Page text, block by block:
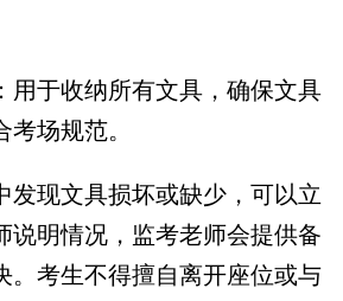
于收纳所有文具，确保文具
场规范。
现文具损坏或缺少，可以立
说明情况，监考老师会提供备
。考生不得擅自离开座位或与